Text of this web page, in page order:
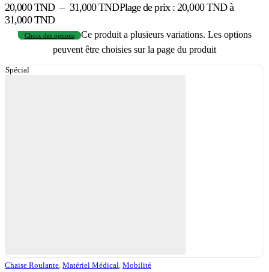
20,000TND – 31,000TNDPlage de prix : 20,000 TND à
31,000 TND
Choix des options
Ce produit a plusieurs variations. Les options
peuvent être choisies sur la page du produit
Spécial
Chaise Roulante Matériel Médical Mobilité